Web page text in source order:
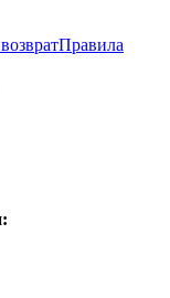
Правила